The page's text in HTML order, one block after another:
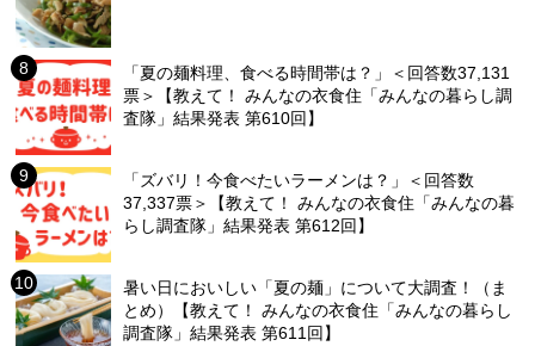
「夏の麺料理、食べる時間帯は？」＜回答数37,131
票＞【教えて！ みんなの衣食住「みんなの暮らし調
査隊」結果発表 第610回】
「ズバリ！今食べたいラーメンは？」＜回答数
37,337票＞【教えて！ みんなの衣食住「みんなの暮
らし調査隊」結果発表 第612回】
暑い日においしい「夏の麺」について大調査！（ま
とめ）【教えて！ みんなの衣食住「みんなの暮らし
調査隊」結果発表 第611回】